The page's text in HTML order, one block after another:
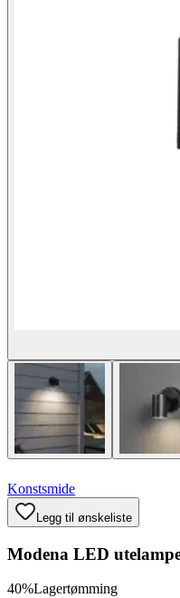
Konstsmide
Legg til ønskeliste
Modena LED
40%Lagertømming